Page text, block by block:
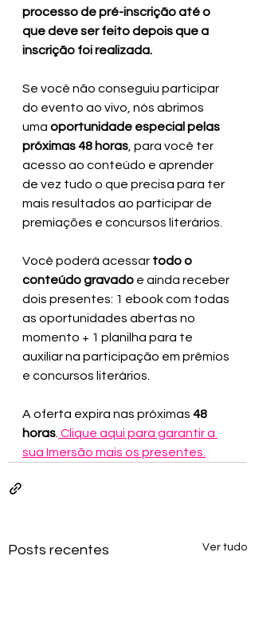
processo de pré-inscrição até o
que deve ser feito depois que a
inscrição foi realizada.
Se você não conseguiu participar
do evento ao vivo, nós abrimos
uma oportunidade especial pelas
próximas 48 horas , para você ter
acesso ao conteúdo e aprender
de vez tudo o que precisa para ter
mais resultados ao participar de
premiações e concursos literários.
Você poderá acessar todo o
conteúdo gravado e ainda receber
dois presentes: 1 ebook com todas
as oportunidades abertas no
momento + 1 planilha para te
auxiliar na participação em prêmios
e concursos literários.
A oferta expira nas próximas 48
horas Clique aqui para garantir a
sua Imersão mais os presentes.
Posts recentes Ver tudo